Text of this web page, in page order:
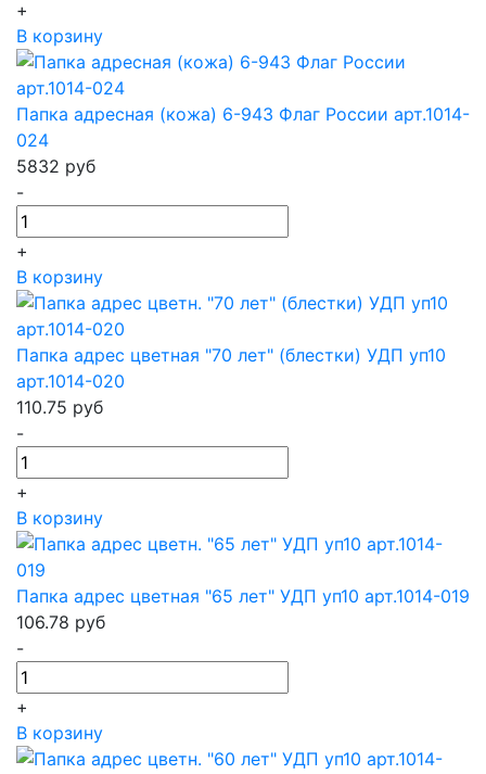
+
В корзину
Папка адресная (кожа) 6-943 Флаг России арт.1014-
024
5832 руб
-
+
В корзину
Папка адрес цветная "70 лет" (блестки) УДП уп10
арт.1014-020
110.75 руб
-
+
В корзину
Папка адрес цветная "65 лет" УДП уп10 арт.1014-019
106.78 руб
-
+
В корзину